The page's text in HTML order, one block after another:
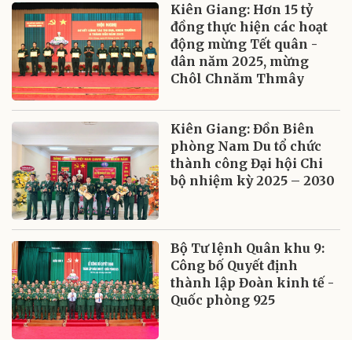
Kiên Giang: Hơn 15 tỷ
đồng thực hiện các hoạt
động mừng Tết quân -
dân năm 2025, mừng
Chôl Chnăm Thmây
Kiên Giang: Đồn Biên
phòng Nam Du tổ chức
thành công Đại hội Chi
bộ nhiệm kỳ 2025 – 2030
Bộ Tư lệnh Quân khu 9:
Công bố Quyết định
thành lập Đoàn kinh tế -
Quốc phòng 925